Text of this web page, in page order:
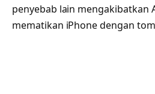
penyebab lain mengakibatkan
mematikan iPhone dengan